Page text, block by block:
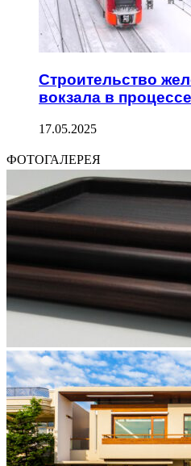
Строительство
вокзала в процессе
17.05.2025
ФОТОГАЛЕРЕЯ